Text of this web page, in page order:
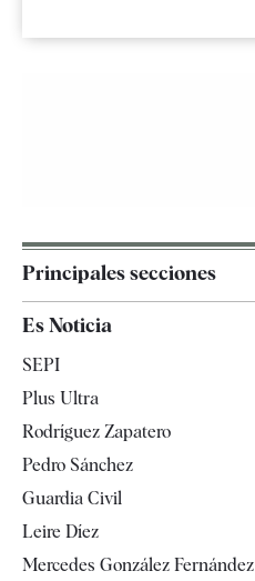
Principales secciones
Televisión
Es Noticia
SEPI
Plus Ultra
Rodríguez Zapatero
Pedro Sánchez
Guardia Civil
Leire Díez
Mercedes González Fernández